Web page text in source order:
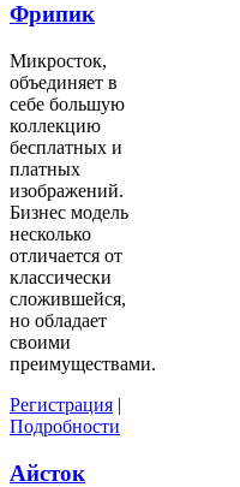
Фрипик
Микросток,
объединяет в
себе большую
коллекцию
бесплатных и
платных
изображений.
Бизнес модель
несколько
отличается от
классически
сложившейся,
но обладает
своими
преимуществами.
Регистрация |
Подробности
Айсток